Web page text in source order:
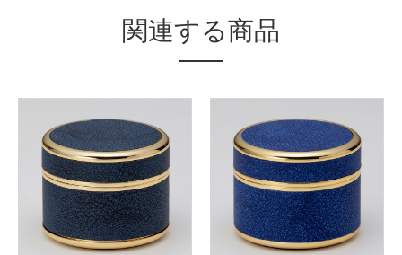
関連する商品